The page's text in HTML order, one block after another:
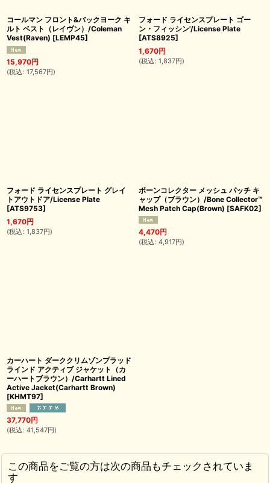
コールマン フロント&バックヨーク キ
ルト ベスト（レイヴン）/Coleman
Vest(Raven) [LEMP45]
15,970円
(税込 : 17,567円)
フォード ライセンスプレート ゴー
ン・フィッシン'/License Plate
[ATS8925]
1,670円
(税込 : 1,837円)
フォード ライセンスプレート グレイ
トアウトドア/License Plate
[ATS9753]
1,670円
(税込 : 1,837円)
ボーンコレクター メッシュ パッチ キ
ャップ（ブラウン）/Bone Collector™
Mesh Patch Cap(Brown) [SAFK02]
4,470円
(税込 : 4,917円)
カーハート ダーククリムゾンプラッド
ラインド アクティブ ジャケット（カ
ーハートブラウン）/Carhartt Lined
Active Jacket(Carhartt Brown)
[KHMT97]
37,770円
(税込 : 41,547円)
この商品をご覧の方は次の商品もチェックされていま
す